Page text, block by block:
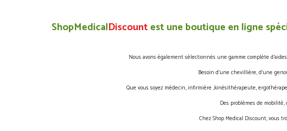
ShopMedicalDiscountest une boutique en ligne
Nous avons également sélectionnés une gamme complète
Besoin d’une chevillière, d’une
Que vous soyez médecin, infirmière ,kinésithérapeute,
Des problèmes de
Chez Shop Medical Discount, vous